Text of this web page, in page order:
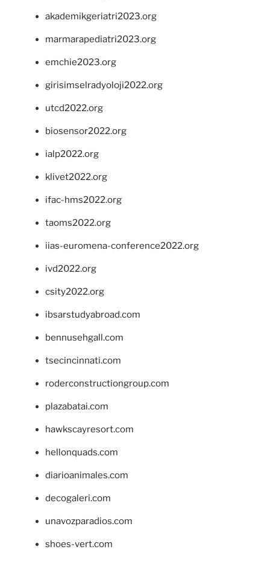
akademikgeriatri2023.org
marmarapediatri2023.org
emchie2023.org
girisimselradyoloji2022.org
utcd2022.org
biosensor2022.org
ialp2022.org
klivet2022.org
ifac-hms2022.org
taoms2022.org
iias-euromena-conference2022.org
ivd2022.org
csity2022.org
ibsarstudyabroad.com
bennusehgall.com
tsecincinnati.com
roderconstructiongroup.com
plazabatai.com
hawkscayresort.com
hellonquads.com
diarioanimales.com
decogaleri.com
unavozparadios.com
shoes-vert.com